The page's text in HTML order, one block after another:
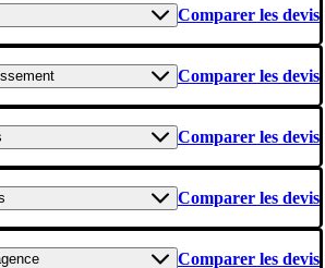
Comparer les devis
Comparer les devis
Comparer les devis
Comparer les devis
Comparer les devis